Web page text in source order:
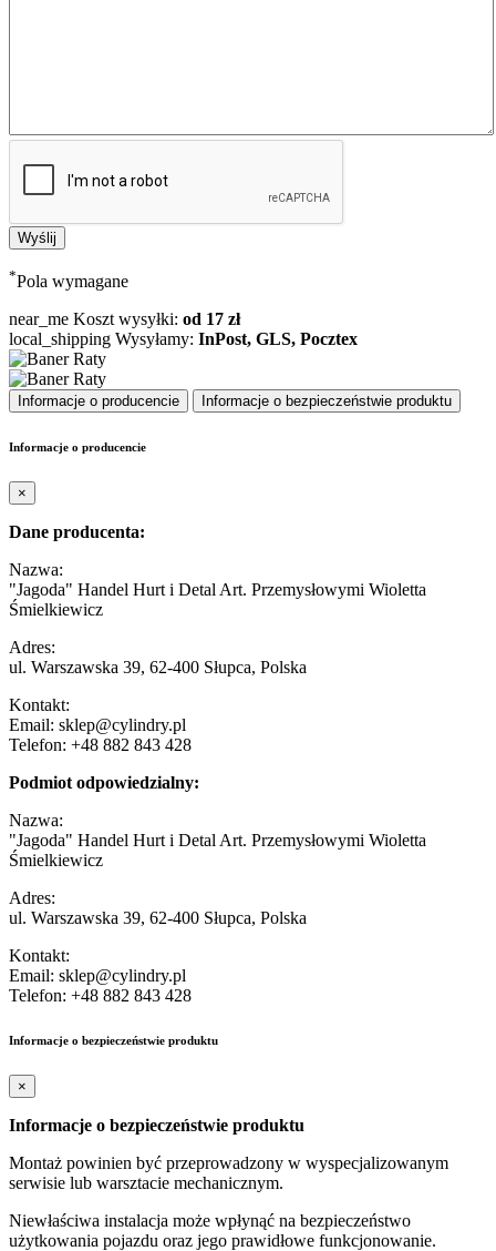
*Pola wymagane
near_me Koszt wysyłki: od 17 zł
local_shipping Wysyłamy: InPost, GLS, Pocztex
Informacje o producencie Informacje o bezpieczeństwie produktu
Informacje o producencie
×
Dane producenta:
Nazwa:
"Jagoda" Handel Hurt i Detal Art. Przemysłowymi Wioletta
Śmielkiewicz
Adres:
ul. Warszawska 39, 62-400 Słupca, Polska
Kontakt:
Email: sklep@cylindry.pl
Telefon: +48 882 843 428
Podmiot odpowiedzialny:
Nazwa:
"Jagoda" Handel Hurt i Detal Art. Przemysłowymi Wioletta
Śmielkiewicz
Adres:
ul. Warszawska 39, 62-400 Słupca, Polska
Kontakt:
Email: sklep@cylindry.pl
Telefon: +48 882 843 428
Informacje o bezpieczeństwie produktu
×
Informacje o bezpieczeństwie produktu
Montaż powinien być przeprowadzony w wyspecjalizowanym
serwisie lub warsztacie mechanicznym.
Niewłaściwa instalacja może wpłynąć na bezpieczeństwo
użytkowania pojazdu oraz jego prawidłowe funkcjonowanie.